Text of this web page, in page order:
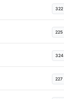
322
225
324
227